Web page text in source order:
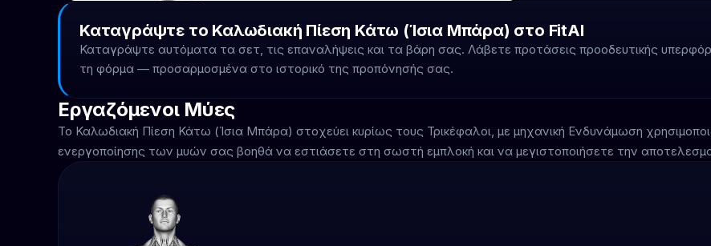
Καταγράψτε το Καλωδιακή Πίεση Κάτω (Ίσια Μπάρα) στο FitAI
Καταγράψτε αυτόματα τα σετ, τις επαναλήψεις και τα βάρη σας. Λάβετε προτάσεις προοδευτικής
τη φόρμα — προσαρμοσμένα στο ιστορικό της προπόνησής σας.
Εργαζόμενοι Μύες
Το Καλωδιακή Πίεση Κάτω (Ίσια Μπάρα) στοχεύει κυρίως τους Τρικέφαλοι, με μηχανική Ενδυνάμωση
ενεργοποίησης των μυών σας βοηθά να εστιάσετε στη σωστή εμπλοκή και να μεγιστοποιήσετε την